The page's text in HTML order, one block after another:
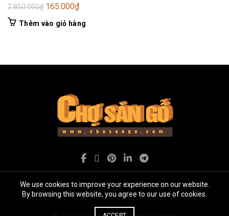
2.850.000₫ Giá
gốc
165.000₫Giá
Thêm vào giỏ hàng
We use cookies to improve your experience on our website.
By browsing this website, you agree to our use of cookies.